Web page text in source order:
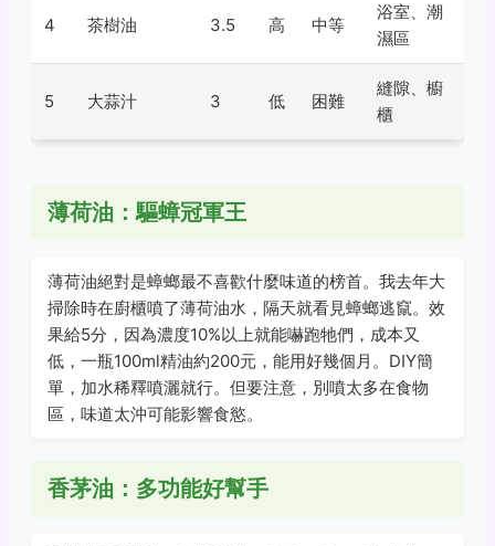
4 茶樹油 3.5 高 中等
浴室、潮
濕區
5 大蒜汁 3 低 困難
縫隙、櫥
櫃
薄荷油：驅蟑冠軍王
薄荷油絕對是蟑螂最不喜歡什麼味道的榜首。我去年大
掃除時在廚櫃噴了薄荷油水，隔天就看見蟑螂逃竄。效
果給5分，因為濃度10%以上就能嚇跑牠們，成本又
低，一瓶100ml精油約200元，能用好幾個月。DIY簡
單，加水稀釋噴灑就行。但要注意，別噴太多在食物
區，味道太沖可能影響食慾。
香茅油：多功能好幫手